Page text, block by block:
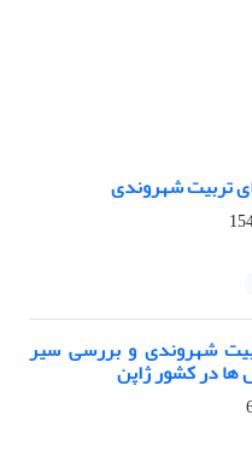
تربیت شهروندی
شهروندی و بررسی سیر
ها در کشور ژاپن